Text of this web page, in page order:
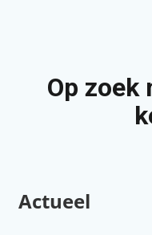
Op zoek
Actueel